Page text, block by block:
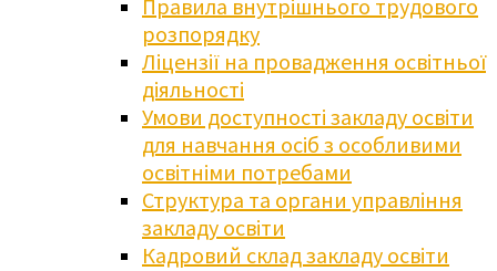
Правила внутрішнього трудового
розпорядку
Ліцензії на провадження освітньої
діяльності
Умови доступності закладу освіти
для навчання осіб з особливими
освітніми потребами
Структура та органи управління
закладу освіти
Кадровий склад закладу освіти